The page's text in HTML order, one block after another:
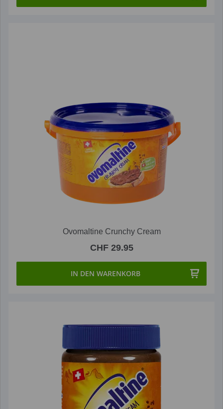
Ovomaltine Crunchy Cream
CHF 29.95
IN DEN WARENKORB